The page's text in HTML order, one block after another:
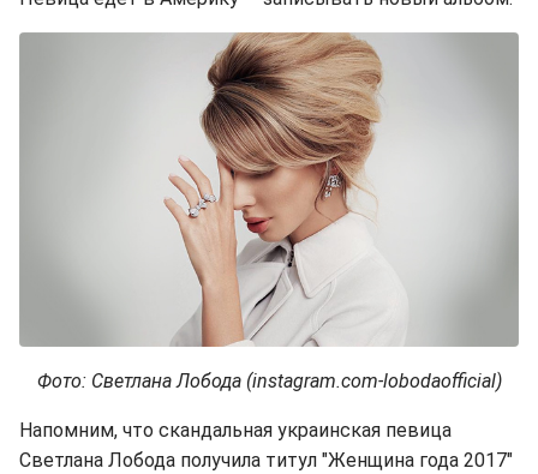
Фото: Светлана Лобода (instagram.com-lobodaofficial)
Напомним, что скандальная украинская певица
Светлана Лобода получила титул "Женщина года 2017"